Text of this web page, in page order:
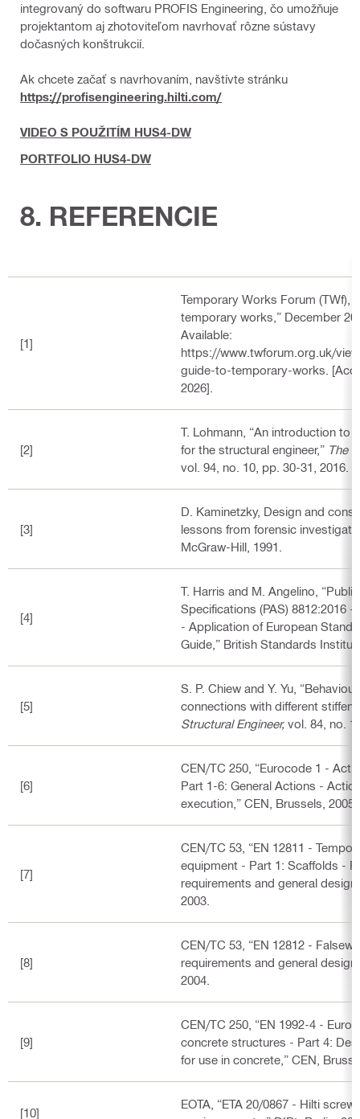
integrovaný do softwaru PROFIS Engineering, čo umožňuje
projektantom aj zhotoviteľom navrhovať rôzne sústavy
dočasných konštrukcií.
Ak chcete začať s navrhovaním, navštívte stránku
https://profisengineering.hilti.com/
VIDEO S POUŽITÍM HUS4-DW
PORTFOLIO HUS4-DW
8. REFERENCIE
[1]
Temporary Works Forum (TWf),
temporary works,” December
Available:
https://www.twforum.org.uk/
guide-to-temporary-works.
2026].
[2]
T. Lohmann, “An introduction to
for the structural engineer,” The
vol. 94, no. 10, pp. 30-31, 2016.
[3]
D. Kaminetzky, Design and
lessons from forensic
McGraw-Hill, 1991.
[4]
T. Harris and M. Angelino,
Specifications (PAS) 8812:2016
- Application of European
Guide,” British Standards
[5]
S. P. Chiew and Y. Yu,
connections with different
Structural Engineer, vol. 84, no.
[6]
CEN/TC 250, “Eurocode 1 -
Part 1-6: General Actions -
execution,” CEN, Brussels, 2005.
[7]
CEN/TC 53, “EN 12811 -
equipment - Part 1: Scaffolds -
requirements and general
2003.
[8]
CEN/TC 53, “EN 12812 -
requirements and general
2004.
[9]
CEN/TC 250, “EN 1992-4 -
concrete structures - Part 4:
for use in concrete,” CEN,
[10]
EOTA, “ETA 20/0867 - Hilti